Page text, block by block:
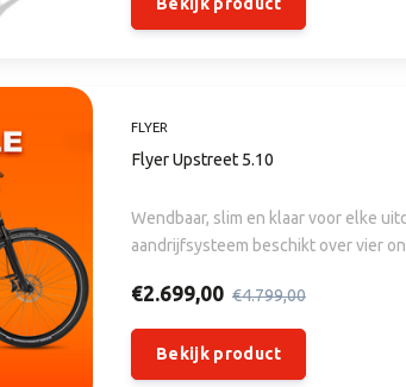
Bekijk product
FLYER
Flyer Upstreet 5.10
Wendbaar, slim en klaar voor elke
aandrijfsysteem beschikt over vier ondersteuningsniveaus . De krachtige motor
mogelijk.
€2.699,00 €4.799,00
Bekijk product